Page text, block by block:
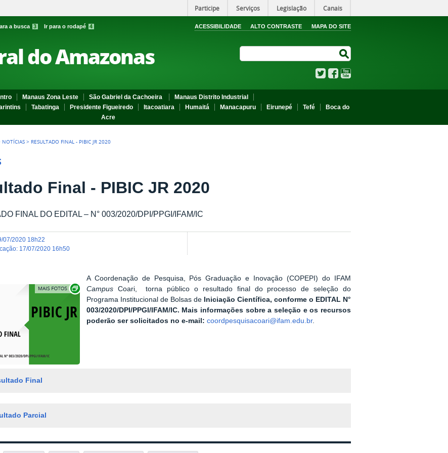
Participe Serviços Legislação Canais
a busca 3 Ir para o rodapé 4 ACESSIBILIDADE ALTO CONTRASTE MAPA DO SITE
do Amazonas
TwitterFacebook
Manaus Zona Leste São Gabriel da Cachoeira
Manaus Distrito Industrial
Tabatinga Presidente Figueiredo Itacoatiara Humaitá Manacapuru Eirunepé Tefé
Boca do
Acre
NOTÍCIAS > RESULTADO FINAL - PIBIC JR 2020
Final - PIBIC JR 2020
FINAL DO EDITAL – N° 003/2020/DPI/PPGI/IFAM/IC
07/2020 18h22
: 17/07/2020 16h50
Show image carousel
A Coordenação de Pesquisa, Pós Graduação e Inovação (COPEPI) do IFAM
CampusCoari, torna público o resultado final do processo de seleção do
Programa Institucional de Bolsas deIniciação Científica, conforme o EDITAL N°
003/2020/DPI/PPGI/IFAM/IC. Mais informações sobre a seleção e os recursos
poderão ser solicitados no e-mail: coordpesquisacoari@ifam.edu.br.
Final
Parcial